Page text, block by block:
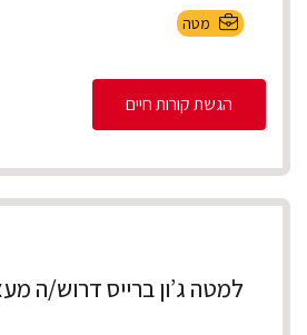
מטה
הגשת קורות חיים
למטה ג’ון ברייס דרוש/ה